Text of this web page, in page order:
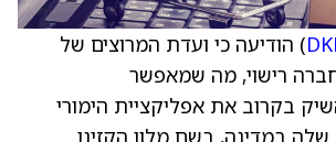
) הודיעה כי ועדת המרוצים של
רישוי, מה שמאפשר
בקרוב את אפליקציית הימורי
במדינה, בשם מלון הקזינו